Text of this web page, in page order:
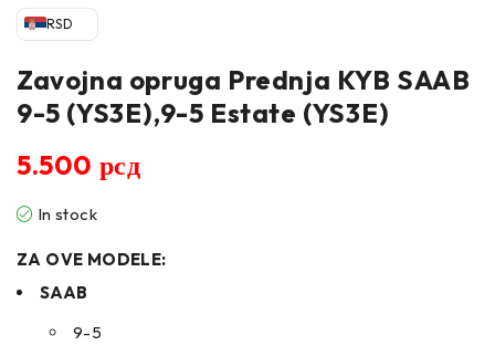
RSD
Zavojna opruga Prednja KYB SAAB
9-5 (YS3E),9-5 Estate (YS3E)
5.500 рсд
In stock
ZA OVE MODELE:
SAAB
9-5